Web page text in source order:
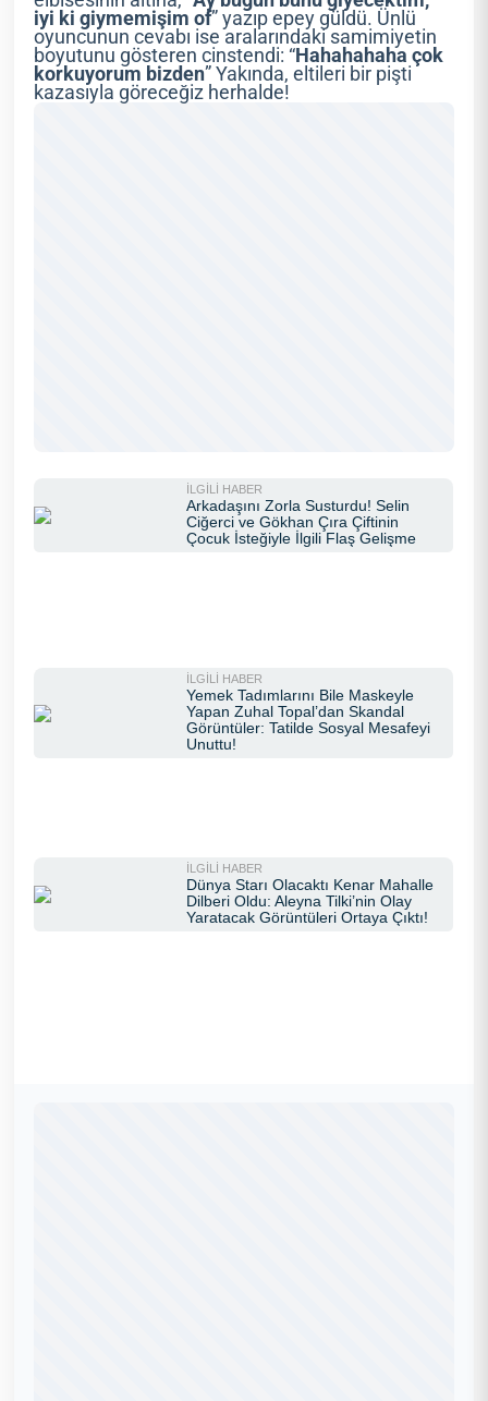
iyi ki giymemişim of” yazıp epey güldü. Ünlü
oyuncunun cevabı ise aralarındaki samimiyetin
boyutunu gösteren cinstendi: “Hahahahaha çok
korkuyorum bizden” Yakında, eltileri bir pişti
kazasıyla göreceğiz herhalde!